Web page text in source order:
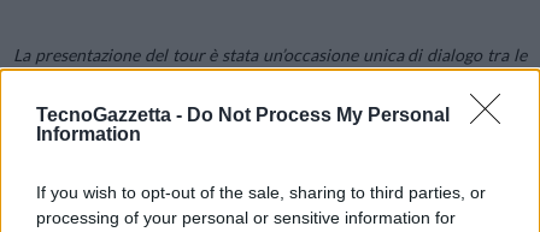
TecnoGazzetta - Do Not Process My Personal
Information
If you wish to opt-out of the sale, sharing to third parties, or
processing of your personal or sensitive information for
La presentazione del tour è stata un’occasione unica di dialogo tra le
stato e private. Il tour si propone di vistare le scuole italiane e
sensibilizzare i giovani sugli aspetti positivi e negativi della
delle elezioni europee del 2024.